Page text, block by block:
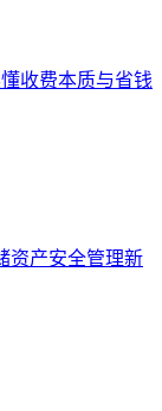
收费本质与省钱
资产安全管理新